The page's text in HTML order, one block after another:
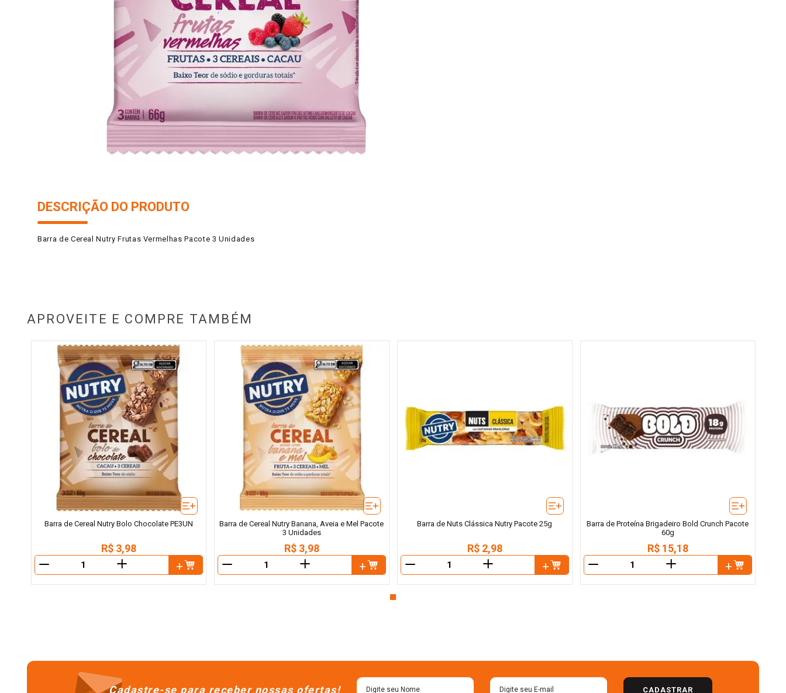
DESCRIÇÃO DO PRODUTO
Barra de Cereal Nutry Frutas Vermelhas Pacote 3 Unidades
APROVEITE E COMPRE TAMBÉM
Barra de Cereal Nutry Bolo Chocolate PE3UN
R$ 3,98
＋
Barra de Cereal Nutry Banana, Aveia e Mel Pacote
3 Unidades
R$ 3,98
＋
Barra de Nuts Clássica Nutry Pacote 25g
R$ 2,98
＋
Barra de Proteína Brigadeiro Bold Crunch Pacote
60g
R$ 15,18
＋
Cadastre-se para receber nossas ofertas! CADASTRAR